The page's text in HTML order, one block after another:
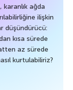
ağda
ilişkin
düşündürücü:
kısa sürede
az sürede
kurtulabiliriz?